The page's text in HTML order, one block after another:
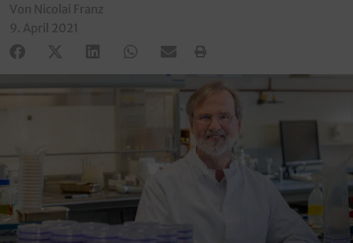
Von Nicolai Franz
9. April 2021